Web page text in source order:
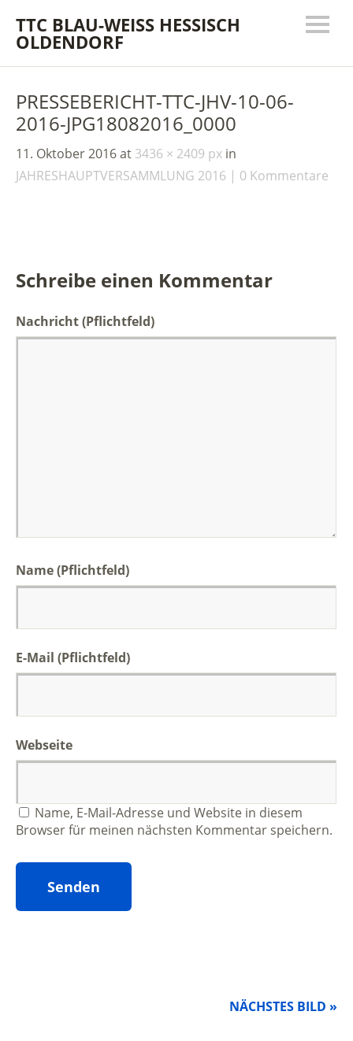
TTC BLAU-WEISS HESSISCH
OLDENDORF
PRESSEBERICHT-TTC-JHV-10-06-
2016-JPG18082016_0000
11. Oktober 2016at 3436 × 2409 px in
JAHRESHAUPTVERSAMMLUNG 2016
0 Kommentare
Schreibe einen Kommentar
Nachricht(Pflichtfeld)
Name(Pflichtfeld)
E-Mail (Pflichtfeld)
Webseite
Name, E-Mail-Adresse und Website in diesem
Browser für meinen nächsten Kommentar speichern.
NÄCHSTES BILD »